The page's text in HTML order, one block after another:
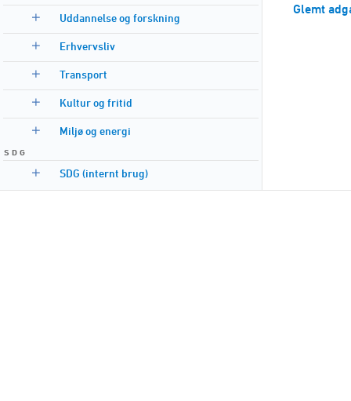
Uddannelse og forskning
Erhvervsliv
Transport
Kultur og fritid
Miljø og energi
S D G
SDG (internt brug)
Glemt